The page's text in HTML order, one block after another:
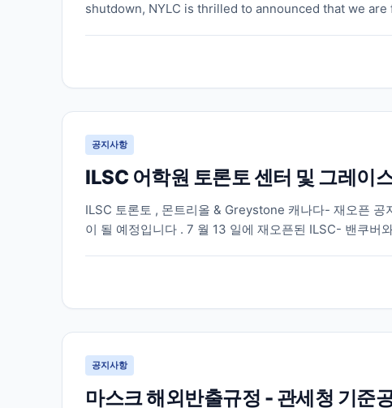
shutdown, NYLC is thrilled to announced that we
공지사항
ILSC 어학원 토론토 센터 및 그레이
ILSC 토론토 , 몬트리올 & Greystone 캐나다- 재오픈
이 될 예정입니다 . 7 월 13 일에 재오픈된 ILSC- 밴쿠버
공지사항
마스크 해외반출규정 - 관세청 기준